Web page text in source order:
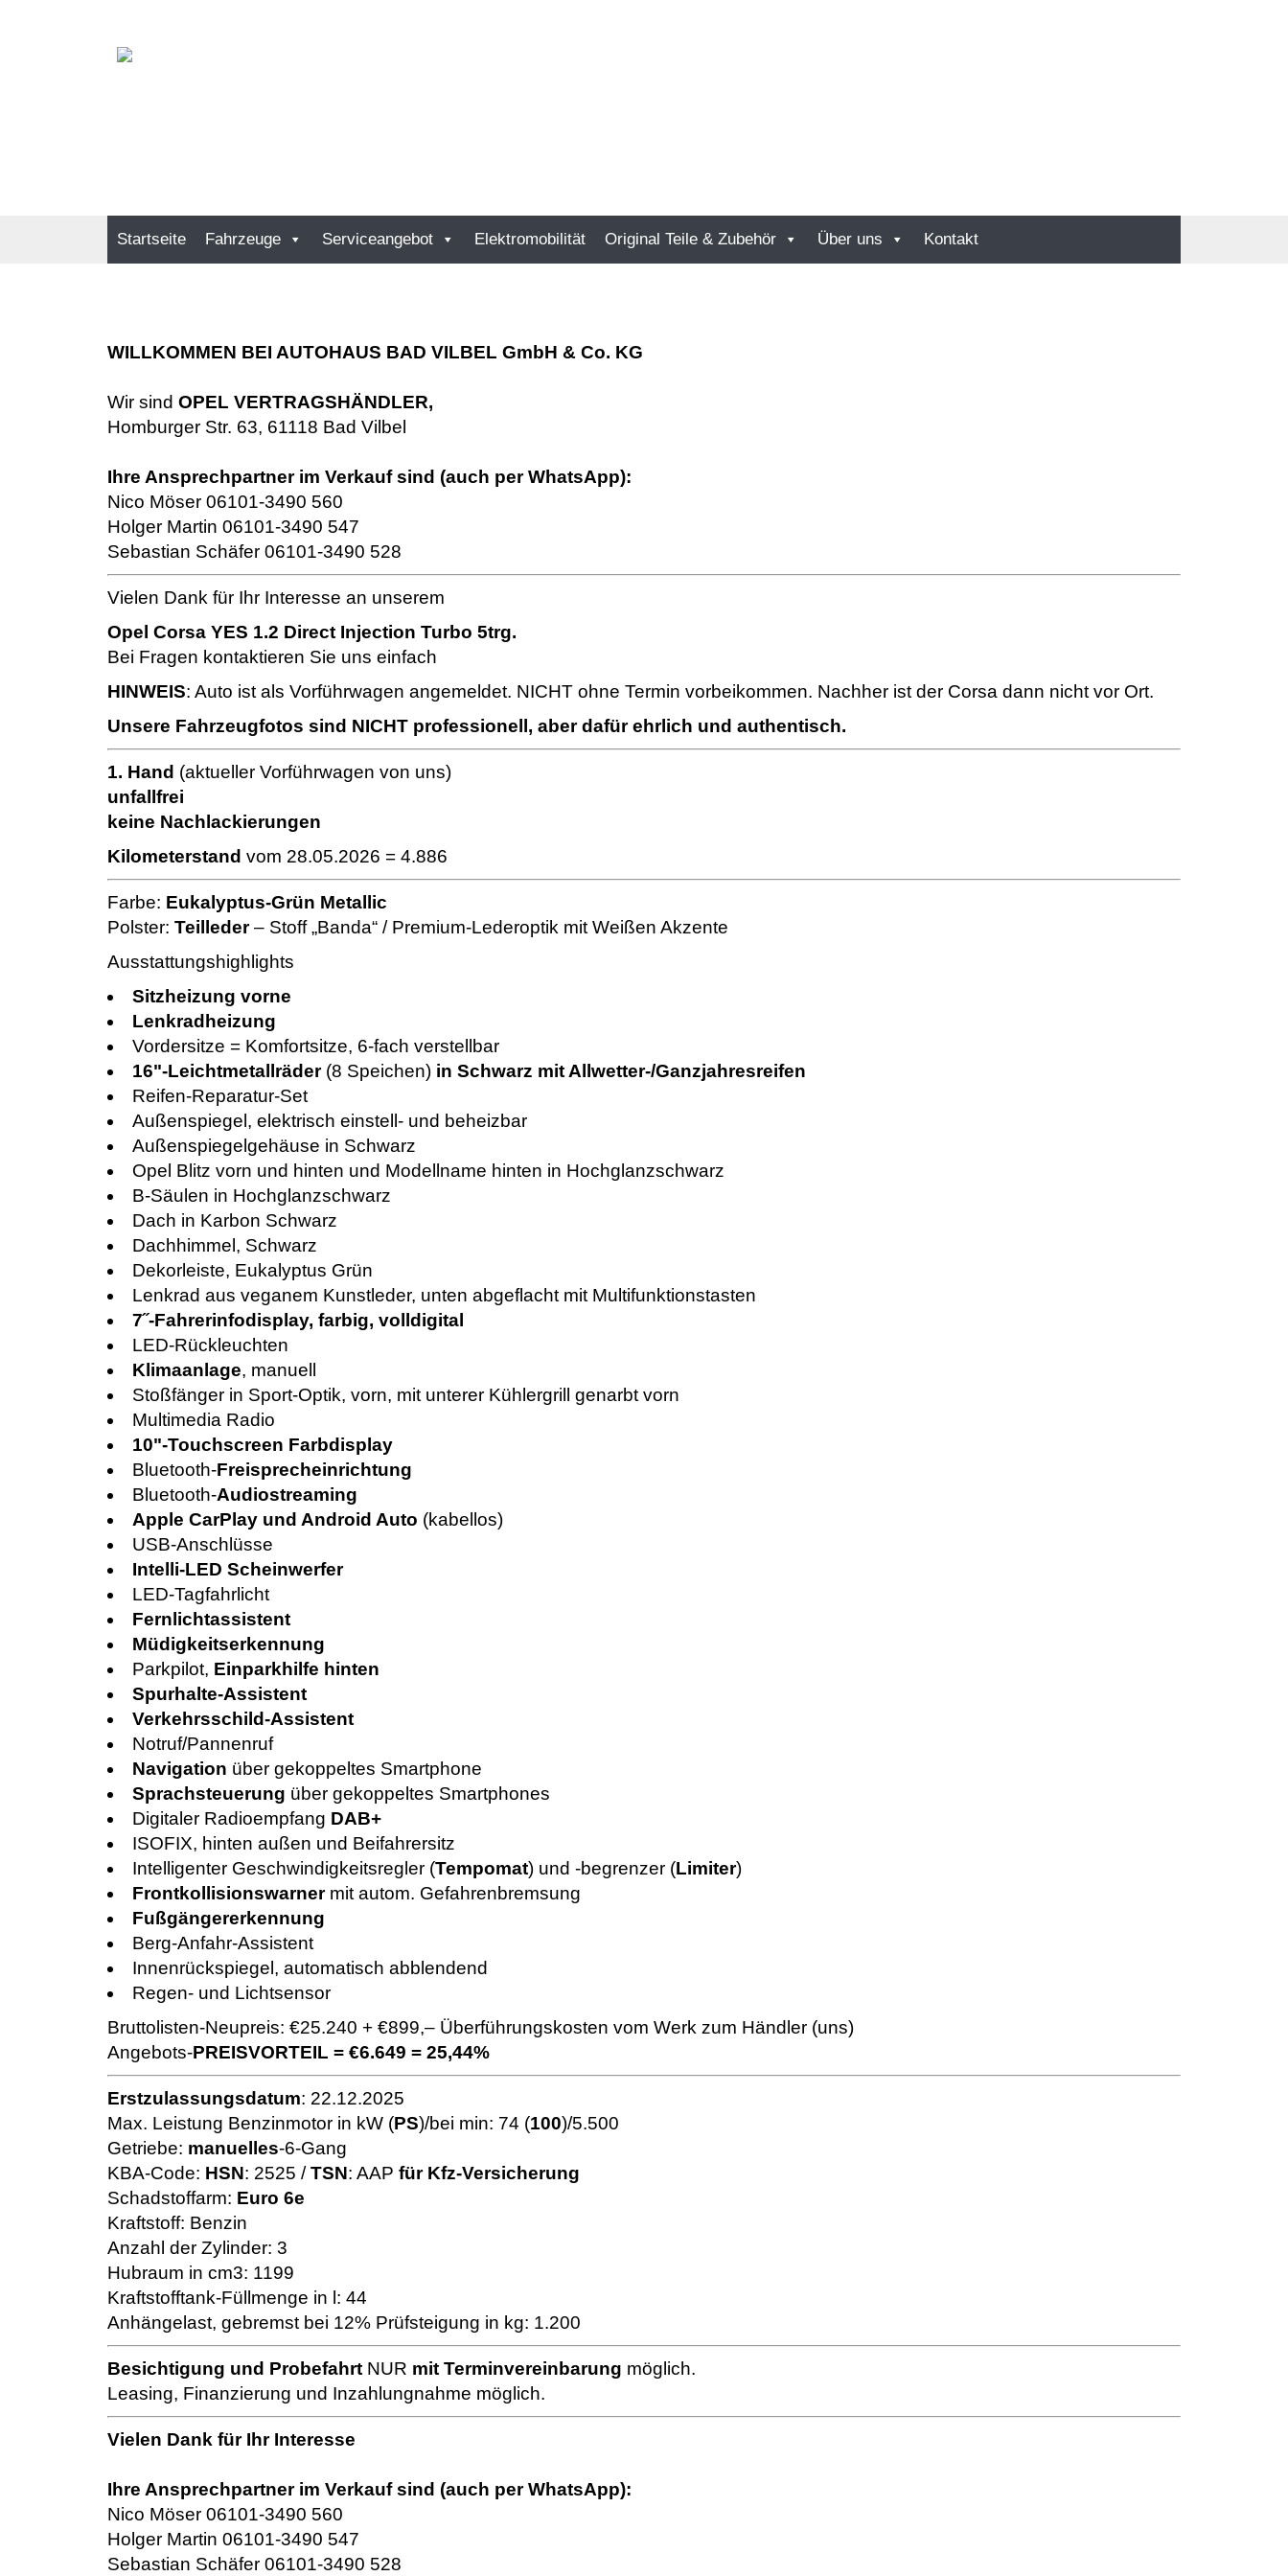
Startseite Fahrzeuge Serviceangebot Elektromobilität Original Teile & Zubehör Über uns Kontakt
WILLKOMMEN BEI AUTOHAUS BAD VILBEL GmbH & Co. KG
Wir sind OPEL VERTRAGSHÄNDLER,
Homburger Str. 63, 61118 Bad Vilbel
Ihre Ansprechpartner im Verkauf sind (auch per WhatsApp):
Nico Möser 06101-3490 560
Holger Martin 06101-3490 547
Sebastian Schäfer 06101-3490 528
Vielen Dank für Ihr Interesse an unserem
Opel Corsa YES 1.2 Direct Injection Turbo 5trg.
Bei Fragen kontaktieren Sie uns einfach
HINWEIS: Auto ist als Vorführwagen angemeldet. NICHT ohne Termin vorbeikommen. Nachher ist der Corsa dann nicht vor Ort.
Unsere Fahrzeugfotos sind NICHT professionell, aber dafür ehrlich und authentisch.
1. Hand (aktueller Vorführwagen von uns)
unfallfrei
keine Nachlackierungen
Kilometerstand vom 28.05.2026 = 4.886
Farbe: Eukalyptus-Grün Metallic
Polster: Teilleder– Stoff „Banda“ / Premium-Lederoptik mit Weißen Akzente
Ausstattungshighlights
Sitzheizung vorne
Lenkradheizung
Vordersitze = Komfortsitze, 6-fach verstellbar
16"-Leichtmetallräder(8 Speichen) in Schwarz mit Allwetter-/Ganzjahresreifen
Reifen-Reparatur-Set
Außenspiegel, elektrisch einstell- und beheizbar
Außenspiegelgehäuse in Schwarz
Opel Blitz vorn und hinten und Modellname hinten in Hochglanzschwarz
B-Säulen in Hochglanzschwarz
Dach in Karbon Schwarz
Dachhimmel, Schwarz
Dekorleiste, Eukalyptus Grün
Lenkrad aus veganem Kunstleder, unten abgeflacht mit Multifunktionstasten
7˝-Fahrerinfodisplay, farbig, volldigital
LED-Rückleuchten
Klimaanlage, manuell
Stoßfänger in Sport-Optik, vorn, mit unterer Kühlergrill genarbt vorn
Multimedia Radio
10"-Touchscreen Farbdisplay
Bluetooth-Freisprecheinrichtung
Bluetooth-Audiostreaming
Apple CarPlay und Android Auto (kabellos)
USB-Anschlüsse
Intelli-LED Scheinwerfer
LED-Tagfahrlicht
Fernlichtassistent
Müdigkeitserkennung
Parkpilot, Einparkhilfe hinten
Spurhalte-Assistent
Verkehrsschild-Assistent
Notruf/Pannenruf
Navigation über gekoppeltes Smartphone
Sprachsteuerung über gekoppeltes Smartphones
Digitaler Radioempfang DAB+
ISOFIX, hinten außen und Beifahrersitz
Intelligenter Geschwindigkeitsregler (Tempomat) und -begrenzer (Limiter)
Frontkollisionswarner mit autom. Gefahrenbremsung
Fußgängererkennung
Berg-Anfahr-Assistent
Innenrückspiegel, automatisch abblendend
Regen- und Lichtsensor
Bruttolisten-Neupreis: €25.240 + €899,– Überführungskosten vom Werk zum Händler (uns)
Angebots-PREISVORTEIL = €6.649 = 25,44%
Erstzulassungsdatum: 22.12.2025
Max. Leistung Benzinmotor in kW (PS)/bei min: 74 (100)/5.500
Getriebe: manuelles-6-Gang
KBA-Code: HSN: 2525 /TSN: AAP für Kfz-Versicherung
Schadstoffarm: Euro 6e
Kraftstoff: Benzin
Anzahl der Zylinder: 3
Hubraum in cm3: 1199
Kraftstofftank-Füllmenge in l: 44
Anhängelast, gebremst bei 12% Prüfsteigung in kg: 1.200
Besichtigung und Probefahrt NUR mit Terminvereinbarung möglich.
Leasing, Finanzierung und Inzahlungnahme möglich.
Vielen Dank für Ihr Interesse
Ihre Ansprechpartner im Verkauf sind (auch per WhatsApp):
Nico Möser 06101-3490 560
Holger Martin 06101-3490 547
Sebastian Schäfer 06101-3490 528